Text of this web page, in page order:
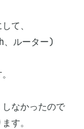
て、
ルーター)
なかったので
す。